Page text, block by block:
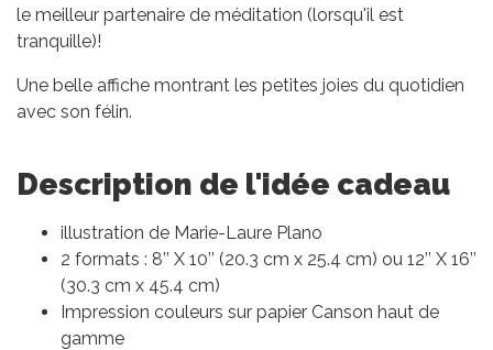
le meilleur partenaire de méditation (lorsqu'il est
tranquille)!
Une belle affiche montrant les petites joies du quotidien
avec son félin.
Description de l'idée cadeau
illustration de Marie-Laure Plano
2 formats : 8’’ X 10’’ (20.3 cm x 25.4 cm) ou 12’’ X 16’’
(30.3 cm x 45.4 cm)
Impression couleurs sur papier Canson haut de
gamme